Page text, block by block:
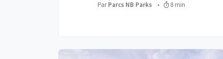
ParParcs NB Parks • 8 min